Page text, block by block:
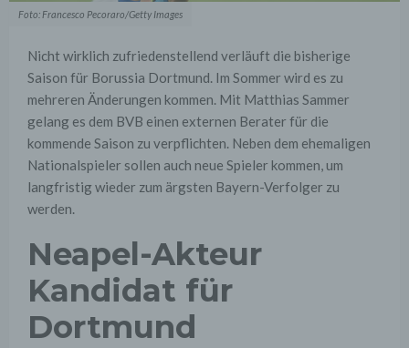
Foto: Francesco Pecoraro/Getty Images
Nicht wirklich zufriedenstellend verläuft die bisherige
Saison für Borussia Dortmund. Im Sommer wird es zu
mehreren Änderungen kommen. Mit Matthias Sammer
gelang es dem BVB einen externen Berater für die
kommende Saison zu verpflichten. Neben dem ehemaligen
Nationalspieler sollen auch neue Spieler kommen, um
langfristig wieder zum ärgsten Bayern-Verfolger zu
werden.
Neapel-Akteur
Kandidat für
Dortmund